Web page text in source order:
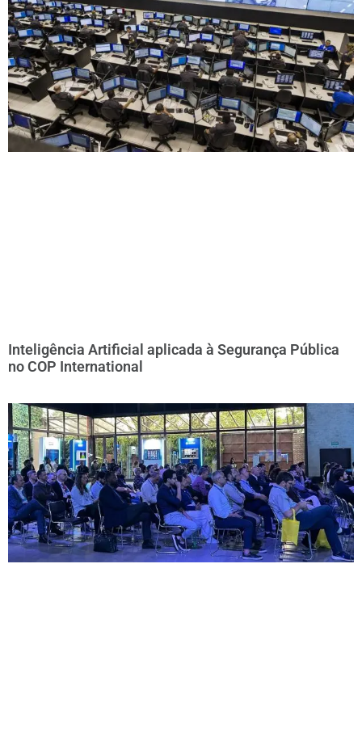
Inteligência Artificial aplicada à Segurança Pública
no COP International